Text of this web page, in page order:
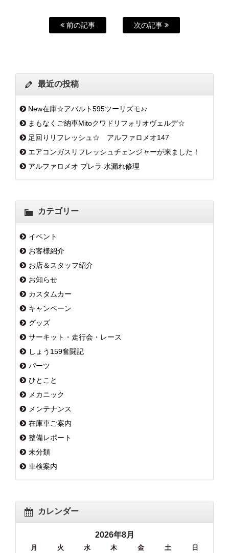
前の記事 次の記事
最近の投稿
New在庫☆アバルト595ツーリズモ♪♪
まもなくご納車Mitoクワドリフォリオヴェルデ☆
足回りリフレッシュ☆ アルファロメオ147
エアコンガスリフレッシュチェンジャーが来ました！
アルファロメオ ブレラ 水漏れ修理
カテゴリー
イベント
お客様紹介
お店＆スタッフ紹介
お知らせ
カスタムカー
キャンペーン
グッズ
サーキット・走行会・レース
しょう159奮闘記
パーツ
ひとこと
メカニック
メンテナンス
在庫車ご案内
整備レポート
未分類
車検案内
カレンダー
2026年8月
月 火 水 木 金 土 日